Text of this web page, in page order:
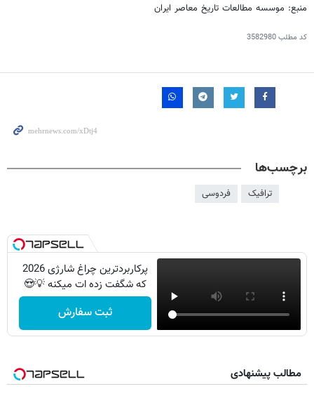
منبع: موسسه مطالعات تاریخ معاصر ایران
کد مطلب3582980
برچسب‌ها
ترافیک فردوسی
پرکاربردترین چراغ شارژی 2026
که شگفت زده ات میکنه 💡😍
ثبت سفارش
مطالب پیشنهادی